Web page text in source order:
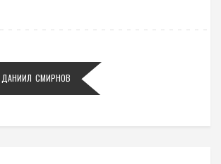
ДАНИИЛ СМИРНОВ